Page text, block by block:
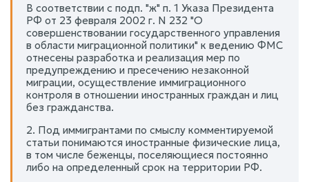
В соответствии с подп. "ж" п. 1 Указа Президента
РФ от 23 февраля 2002 г. N 232 "О
совершенствовании государственного управления
в области миграционной политики" к ведению ФМС
отнесены разработка и реализация мер по
предупреждению и пресечению незаконной
миграции, осуществление иммиграционного
контроля в отношении иностранных граждан и лиц
без гражданства.
2. Под иммигрантами по смыслу комментируемой
статьи понимаются иностранные физические лица,
в том числе беженцы, поселяющиеся постоянно
либо на определенный срок на территории РФ.